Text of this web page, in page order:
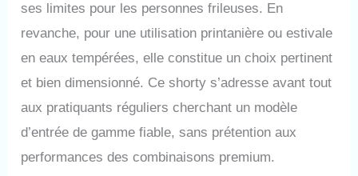
ses limites pour les personnes frileuses. En
revanche, pour une utilisation printanière ou estivale
en eaux tempérées, elle constitue un choix pertinent
et bien dimensionné. Ce shorty s’adresse avant tout
aux pratiquants réguliers cherchant un modèle
d’entrée de gamme fiable, sans prétention aux
performances des combinaisons premium.